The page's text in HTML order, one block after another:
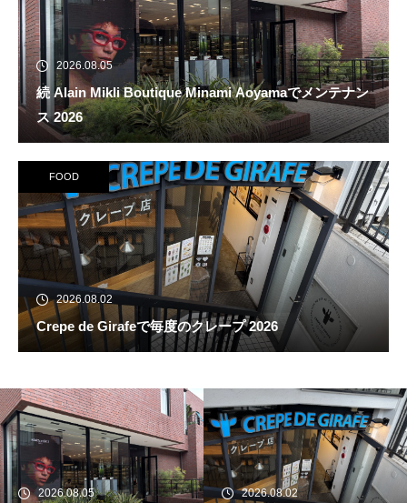
2026.08.05
続 Alain Mikli Boutique Minami Aoyamaでメンテナン
ス 2026
FOOD
2026.08.02
Crepe de Girafeで毎度のクレープ 2026
2026.08.05
2026.08.02
続 Alain Mikli Boutique Minami A
oyamaでメンテナンス 2026